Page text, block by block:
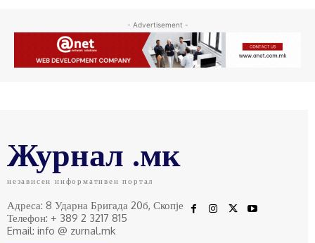
- Advertisement -
Журнал .мк
независен информативен портал
Адреса: 8 Ударна Бригада 20б, Скопје
Телефон: + 389 2 3217 815
Email: info @ zurnal.mk